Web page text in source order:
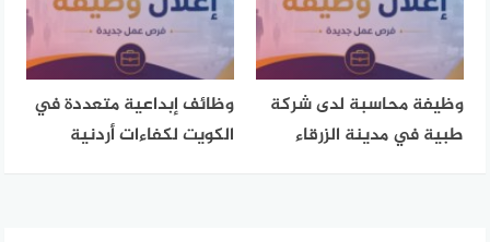
وظيفة محاسبة لدى شركة
طبية في مدينة الزرقاء
وظائف إبداعية متعددة في
الكويت لكفاءات أردنية